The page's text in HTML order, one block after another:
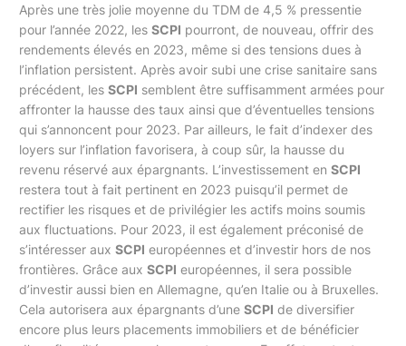
Après une très jolie moyenne du TDM de 4,5 % pressentie
pour l’année 2022, les SCPI pourront, de nouveau, offrir des
rendements élevés en 2023, même si des tensions dues à
l’inflation persistent. Après avoir subi une crise sanitaire sans
précédent, les SCPI semblent être suffisamment armées pour
affronter la hausse des taux ainsi que d’éventuelles tensions
qui s’annoncent pour 2023. Par ailleurs, le fait d’indexer des
loyers sur l’inflation favorisera, à coup sûr, la hausse du
revenu réservé aux épargnants. L’investissement en SCPI
restera tout à fait pertinent en 2023 puisqu’il permet de
rectifier les risques et de privilégier les actifs moins soumis
aux fluctuations. Pour 2023, il est également préconisé de
s’intéresser aux SCPI européennes et d’investir hors de nos
frontières. Grâce aux SCPI européennes, il sera possible
d’investir aussi bien en Allemagne, qu’en Italie ou à Bruxelles.
Cela autorisera aux épargnants d’une SCPI de diversifier
encore plus leurs placements immobiliers et de bénéficier